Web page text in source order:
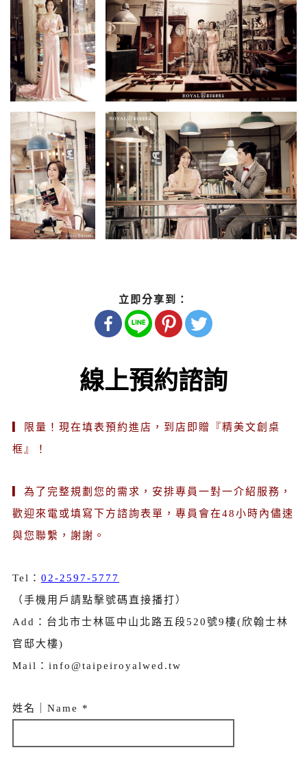
立即分享到：
線上預約諮詢
▎限量！現在填表預約進店，到店即贈『精美文創桌
框』！
▎為了完整規劃您的需求，安排專員一對一介紹服務，
歡迎來電或填寫下方諮詢表單，專員會在48小時內儘速
與您聯繫，謝謝。
Tel： 02-2597-5777
（手機用戶請點擊號碼直接播打）
Add：台北市士林區中山北路五段520號9樓(欣翰士林
官邸大樓)
Mail：info@taipeiroyalwed.tw
姓名｜Name *